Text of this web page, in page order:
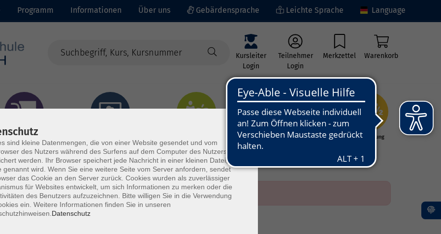
Programm Informationen Über uns Gebärdensprache Leichte Sprache Language
Kursleiter
Login
Teilnehmer
Login
Merkzettel Warenkorb
- Integration
Kunst - Kultur -
Grundbildung
sind kleine Datenmengen, die von einer Website gesendet und vom
des Nutzers während des Surfens auf dem Computer des Nutzers
werden. Ihr Browser speichert jede Nachricht in einer kleinen Datei, die
genannt wird. Wenn Sie eine weitere Seite vom Server anfordern, sendet
das Cookie an den Server zurück. Cookies wurden als zuverlässiger
für Websites entwickelt, um sich Informationen zu merken oder die
des Benutzers aufzuzeichnen. Bitte willigen Sie in die Verwendung
ein. Weitere Informationen finden Sie in unseren
Datenschutz
×